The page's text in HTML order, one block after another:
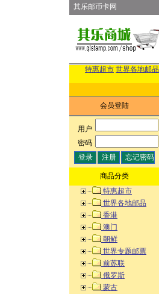
其乐邮币卡网
特惠超市 世界各地邮品
会员登陆
用户:
密码:
商品分类
特惠超市
世界各地邮品
香港
澳门
朝鲜
世界专题邮票
前苏联
俄罗斯
蒙古